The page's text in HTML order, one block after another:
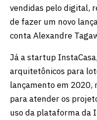
vendidas pelo digital,
de fazer um novo
conta Alexandre
Já a startup
arquitetônicos para
lançamento em 2020,
para atender os
uso da plataforma da